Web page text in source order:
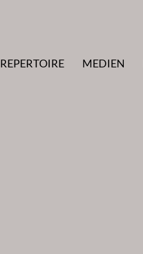
REPERTOIRE MEDIEN